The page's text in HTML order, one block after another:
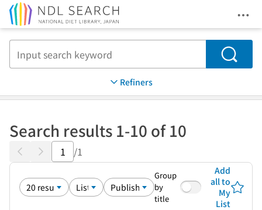
Search
Refiners
Search results 1-10 of 10
/1
Group
by
title
Add
all to
My
List